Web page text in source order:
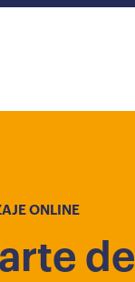
ONLINE
de